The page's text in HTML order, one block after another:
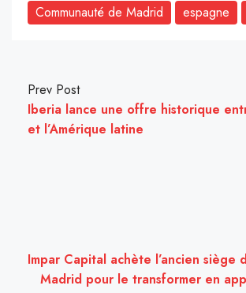
Communauté de Madrid
espagne
Prev Post
Iberia lance une offre historique
et l’Amérique latine
Impar Capital achète l’ancien siège
Madrid pour le transformer en